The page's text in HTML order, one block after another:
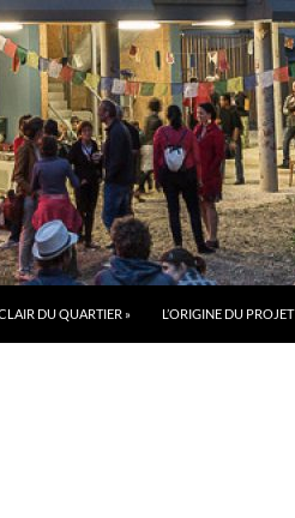
DU QUARTIER » L’ORIGINE DU PROJET